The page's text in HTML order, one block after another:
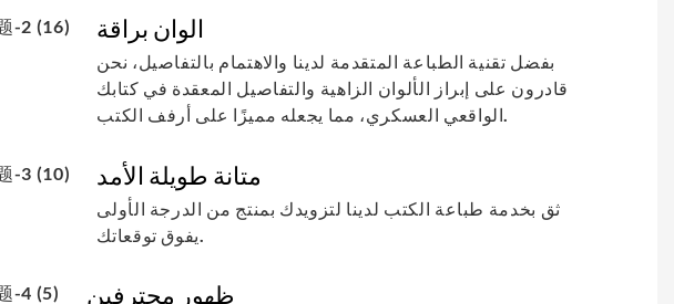
الوان براقة
بفضل تقنية الطباعة المتقدمة لدينا والاهتمام بالتفاصيل، نحن
قادرون على إبراز الألوان الزاهية والتفاصيل المعقدة في كتابك
الواقعي العسكري، مما يجعله مميزًا على أرفف الكتب.
متانة طويلة الأمد
ثق بخدمة طباعة الكتب لدينا لتزويدك بمنتج من الدرجة الأولى
يفوق توقعاتك.
ظهور محترفين